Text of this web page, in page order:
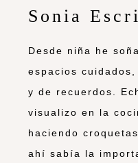
Sonia
Desde niña he
espacios
y de recuerdos.
visualizo en la
haciendo
ahí sabía la